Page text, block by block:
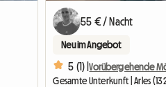
55 € / Nacht
Neu im Angebot
5 (1) |Vorübergehende
Gesamte Unterkunft | Arles